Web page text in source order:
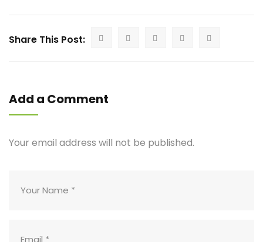
Share This Post:
Add a Comment
Your email address will not be published.